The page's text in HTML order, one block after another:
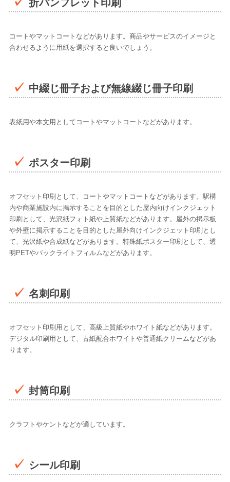
折パンフレット印刷
コートやマットコートなどがあります。商品やサービスのイメージと
合わせるように用紙を選択すると良いでしょう。
中綴じ冊子および無線綴じ冊子印刷
表紙用や本文用としてコートやマットコートなどがあります。
ポスター印刷
オフセット印刷として、コートやマットコートなどがあります。駅構
内や商業施設内に掲示することを目的とした屋内向けインクジェット
印刷として、光沢紙フォト紙や上質紙などがあります。屋外の掲示板
や外壁に掲示することを目的とした屋外向けインクジェット印刷とし
て、光沢紙や合成紙などがあります。特殊紙ポスター印刷として、透
明PETやバックライトフィルムなどがあります。
名刺印刷
オフセット印刷用として、高級上質紙やホワイト紙などがあります。
デジタル印刷用として、古紙配合ホワイトや普通紙クリームなどがあ
ります。
封筒印刷
クラフトやケントなどが適しています。
シール印刷